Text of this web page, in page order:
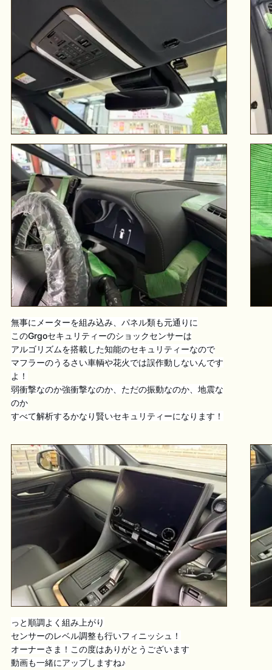
無事にメーターを組み込み、パネル類も元通りに
このGrgoセキュリティーのショックセンサーは
アルゴリズムを搭載した知能のセキュリティーなので
マフラーのうるさい車輌や花火では誤作動しないんです
よ！
弱衝撃なのか強衝撃なのか、ただの振動なのか、地震な
のか
すべて解析するかなり賢いセキュリティーになります！
っと順調よく組み上がり
センサーのレベル調整も行いフィニッシュ！
オーナーさま！この度はありがとうございます
動画も一緒にアップしますね♪